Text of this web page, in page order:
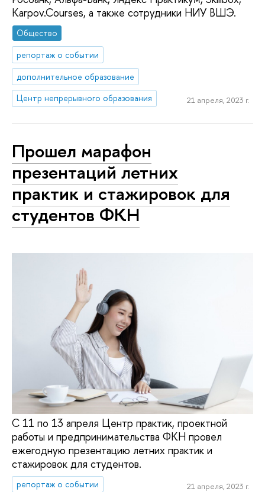
Karpov.Courses, а также сотрудники НИУ ВШЭ.
Общество
репортаж о событии
дополнительное образование
Центр непрерывного образования
21 апреля, 2023 г.
Прошел марафон
презентаций летних
практик и стажировок для
студентов ФКН
С 11 по 13 апреля Центр практик, проектной
работы и предпринимательства ФКН провел
ежегодную презентацию летних практик и
стажировок для студентов.
репортаж о событии 21 апреля, 2023 г.